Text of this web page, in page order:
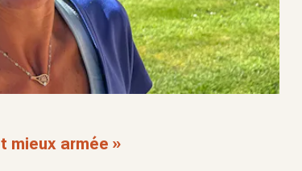
mieux armée »